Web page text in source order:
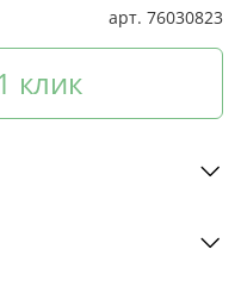
арт. 76030823
клик